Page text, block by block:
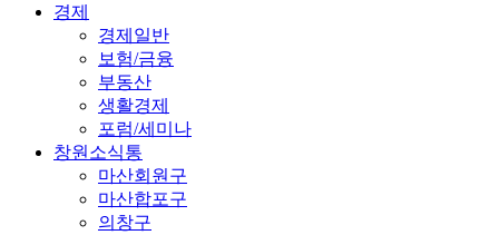
경제
경제일반
보험/금융
부동산
생활경제
포럼/세미나
창원소식통
마산회원구
마산합포구
의창구